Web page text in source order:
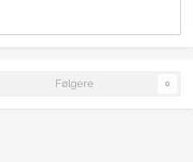
Følgere 0